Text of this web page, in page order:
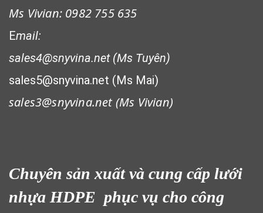
Ms Vivian: 0982 755 635
Email:
sales4@snyvina.net (Ms Tuyên)
sales5@snyvina.net (Ms Mai)
sales3@snyvina.net (Ms Vivian)
Chuyên sản xuất và cung cấp lưới
nhựa HDPE phục vụ cho công